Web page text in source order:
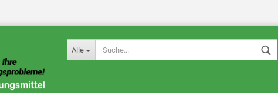
Alle